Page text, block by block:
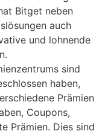
Bitget neben
auch
und lohnende
sind
haben,
Prämien
Coupons,
Prämien. Dies sind